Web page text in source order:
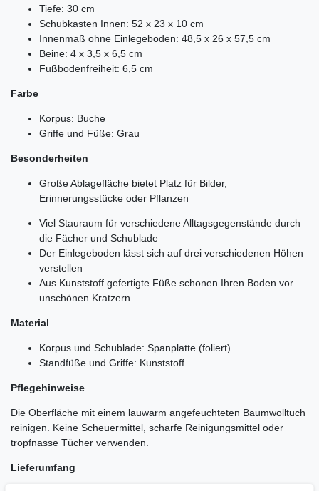
Tiefe: 30 cm
Schubkasten Innen: 52 x 23 x 10 cm
Innenmaß ohne Einlegeboden: 48,5 x 26 x 57,5 cm
Beine: 4 x 3,5 x 6,5 cm
Fußbodenfreiheit: 6,5 cm
Farbe
Korpus: Buche
Griffe und Füße: Grau
Besonderheiten
Große Ablagefläche bietet Platz für Bilder,
Erinnerungsstücke oder Pflanzen
Viel Stauraum für verschiedene Alltagsgegenstände durch
die Fächer und Schublade
Der Einlegeboden lässt sich auf drei verschiedenen Höhen
verstellen
Aus Kunststoff gefertigte Füße schonen Ihren Boden vor
unschönen Kratzern
Material
Korpus und Schublade: Spanplatte (foliert)
Standfüße und Griffe: Kunststoff
Pflegehinweise
Die Oberfläche mit einem lauwarm angefeuchteten Baumwolltuch
reinigen. Keine Scheuermittel, scharfe Reinigungsmittel oder
tropfnasse Tücher verwenden.
Lieferumfang